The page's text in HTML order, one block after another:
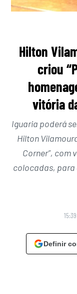
Hilton
criou
vitória
Iguaria poderá
Hilton
Corner”, com
colocadas, para
Definir